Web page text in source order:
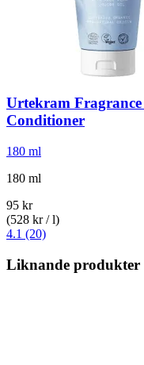
Urtekram Fragrance
Conditioner
180 ml
180 ml
95 kr
(528 kr / l)
4.1 (20)
Liknande produkter